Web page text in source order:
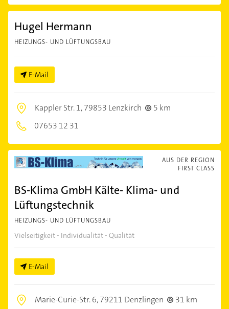
Hugel Hermann
HEIZUNGS- UND LÜFTUNGSBAU
E-Mail
Kappler Str. 1,79853 Lenzkirch
5 km
07653 12 31
AUS DER REGION
FIRST CLASS
BS-Klima GmbH Kälte- Klima- und
Lüftungstechnik
HEIZUNGS- UND LÜFTUNGSBAU
Vielseitigkeit - Individualität - Qualität
E-Mail
Marie-Curie-Str. 6,79211 Denzlingen
31 km